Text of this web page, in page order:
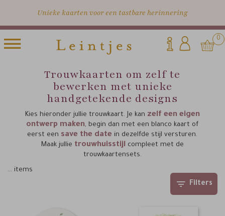
Unieke kaarten voor een tastbare herinnering
0
Trouwkaarten om zelf te
bewerken met unieke
handgetekende designs
Kies hieronder jullie trouwkaart. Je kan zelf een eigen
ontwerp maken, begin dan met een blanco kaart of
eerst een save the date in dezelfde stijl versturen.
Maak jullie trouwhuisstijl compleet met de
trouwkaartensets.
… items
Filters